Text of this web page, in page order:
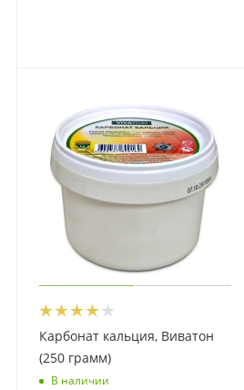
Карбонат кальция, Виватон
(250 грамм)
В наличии